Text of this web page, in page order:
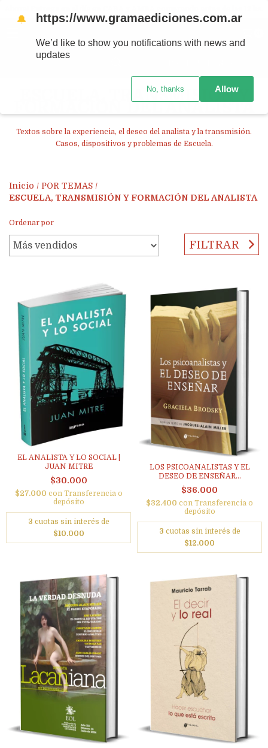
ESCUELA, TRANSMISIÓN Y
FORMACIÓN DEL ANALISTA
Textos sobre la experiencia, el deseo del analista y la transmisión.
Casos, dispositivos y problemas de Escuela.
Inicio / POR TEMAS /
ESCUELA, TRANSMISIÓN Y FORMACIÓN DEL ANALISTA
Ordenar por
FILTRAR
EL ANALISTA Y LO SOCIAL |
JUAN MITRE
$30.000
$27.000 con Transferencia o
depósito
3 cuotas sin interés de
$10.000
LOS PSICOANALISTAS Y EL
DESEO DE ENSEÑAR...
$36.000
$32.400 con Transferencia o
depósito
3 cuotas sin interés de
$12.000
🔔 https://www.gramaediciones.com.ar
We’d like to show you notifications with news and
updates
No, thanks Allow